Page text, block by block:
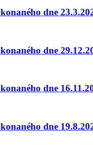
dne
dne
dne
dne